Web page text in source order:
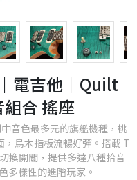
電吉他｜Quilt
合 搖座
音色最多元的旗艦機種，桃
烏木指板流暢好彈。搭載 T
換開關，提供多達八種拾音
多樣性的進階玩家。